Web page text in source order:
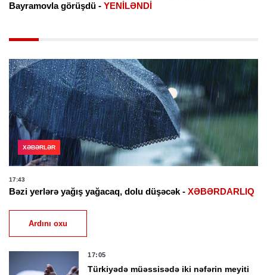
Bayramovla görüşdü - YENİLƏNDİ
XƏBƏRLƏR
17:43
Bəzi yerlərə yağış yağacaq, dolu düşəcək - XƏBƏRDARLIQ
Ardını oxu
17:05
Türkiyədə müəssisədə iki nəfərin meyiti